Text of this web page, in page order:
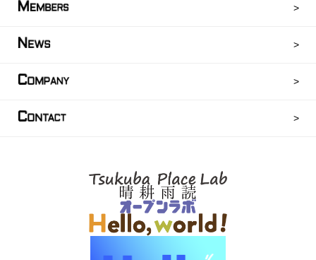
M EMBERS
N EWS
COMPANY
CONTACT